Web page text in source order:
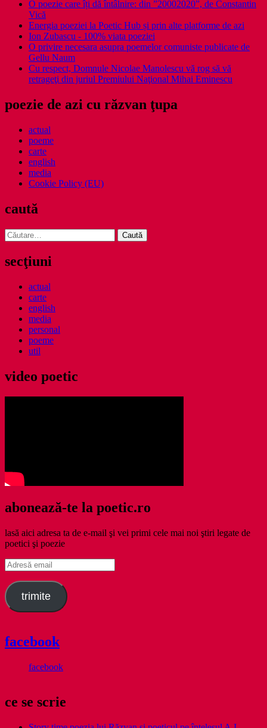
O poezie care îți dă întâlnire: din ”20002020”, de Constantin
Vică
Energia poeziei la Poetic Hub și prin alte platforme de azi
Ion Zubascu - 100% viata poeziei
O privire necesara asupra poemelor comuniste publicate de
Gellu Naum
Cu respect, Domnule Nicolae Manolescu vă rog să vă
retrageţi din juriul Premiului Naţional Mihai Eminescu
poezie de azi cu răzvan ţupa
actual
poeme
carte
english
media
Cookie Policy (EU)
caută
Caută
după:
secţiuni
actual
carte
english
media
personal
poeme
util
video poetic
abonează-te la poetic.ro
lasă aici adresa ta de e-mail şi vei primi cele mai noi ştiri legate de
poetici şi poezie
Adresă
email
trimite
facebook
facebook
ce se scrie